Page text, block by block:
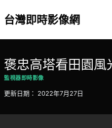
to台灣即時影像網
褒忠高塔看田園風
監視器即時影像
更新日期： 2022年7月27日